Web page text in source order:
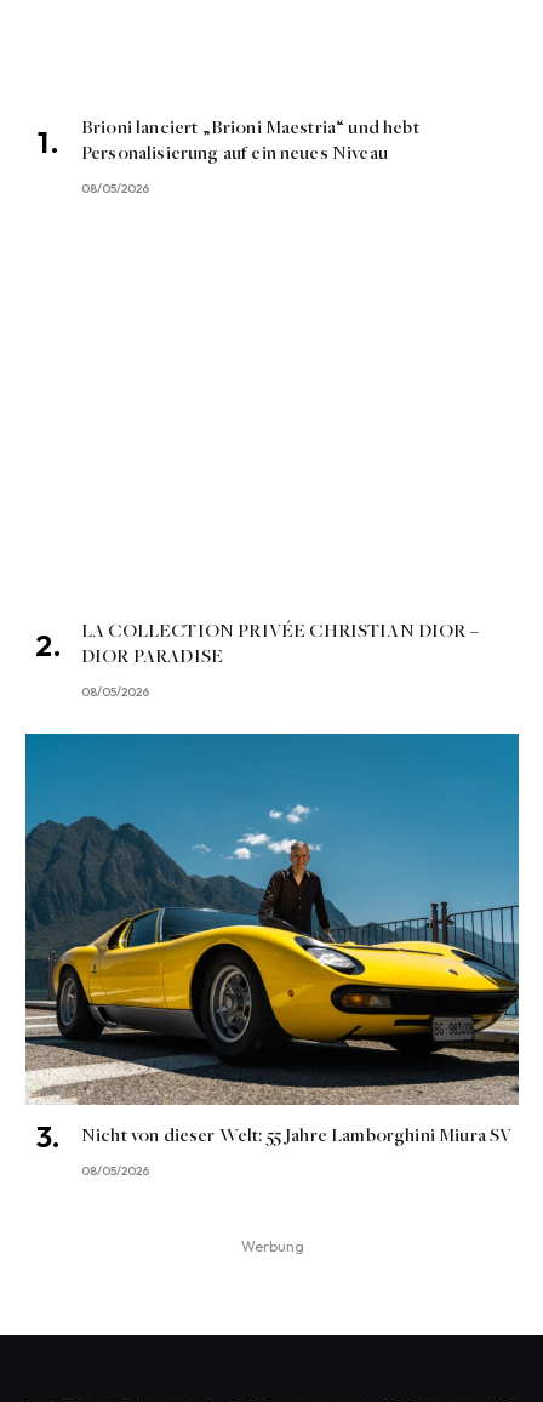
Brioni lanciert „Brioni Maestria“ und hebt
Personalisierung auf ein neues Niveau
08/05/2026
LA COLLECTION PRIVÉE CHRISTIAN DIOR –
DIOR PARADISE
08/05/2026
Nicht von dieser Welt: 55 Jahre Lamborghini Miura SV
08/05/2026
Werbung